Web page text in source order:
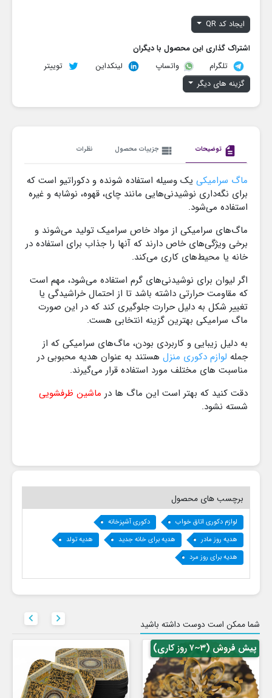
ایجاد کد QR
اشتراک گذاری این محصول با دیگران
تلگرام
واتساپ لینکداین
توییتر
گزینه های دیگر
description توضیحات view_list جزییات محصول نظرات
ماگ سرامیکی یک وسیله استفاده‌ شونده و دکوراتیو است که
برای نگه‌داری نوشیدنی‌هایی مانند چای، قهوه، نوشابه و غیره
استفاده می‌شود.
ماگ‌های سرامیکی از مواد خاص سرامیک تولید می‌شوند و
برخی ویژگی‌های خاص دارند که آنها را جذاب برای استفاده در
خانه یا محیط‌های کاری می‌کند.
اگر لیوان برای نوشیدنی‌های گرم استفاده می‌شود، مهم است
که مقاومت حرارتی داشته باشد تا از احتمال خراشیدگی یا
تغییر شکل به دلیل حرارت جلوگیری کند که در این صورت
ماگ سرامیکی بهترین گزینه انتخابی هست.
به دلیل زیبایی و کاربردی بودن، ماگ‌های سرامیکی که از
جمله لوازم دکوری منزل هستند به عنوان هدیه محبوبی در
مناسبت های مختلف مورد استفاده قرار می‌گیرند.
دقت کنید که بهتر است این ماگ ها در ماشین ظرفشویی
شسته نشود.
برچسب های محصول
لوازم دکوری اتاق خواب
دکوری آشپزخانه
هدیه روز مادر
هدیه برای خانه جدید
هدیه تولد
هدیه برای روز مرد
شما ممکن است دوست داشته باشید 
پیش فروش (۳~۷ روز کاری)
